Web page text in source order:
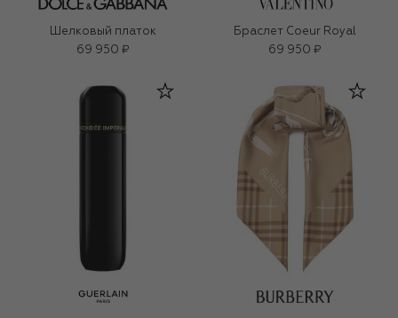
Шелковый платок
69 950 ₽
Браслет Coeur Royal
69 950 ₽